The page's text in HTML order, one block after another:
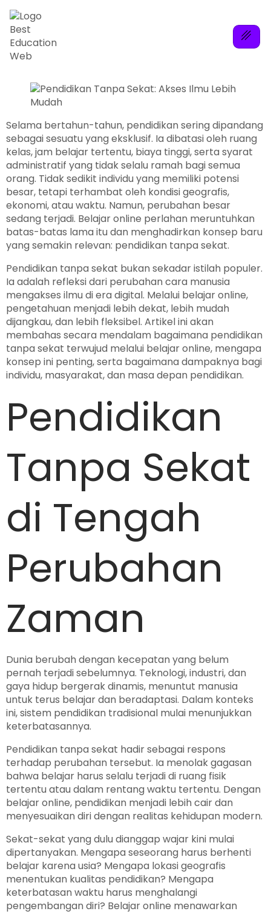
Selama bertahun-tahun, pendidikan sering dipandang
sebagai sesuatu yang eksklusif. Ia dibatasi oleh ruang
kelas, jam belajar tertentu, biaya tinggi, serta syarat
administratif yang tidak selalu ramah bagi semua
orang. Tidak sedikit individu yang memiliki potensi
besar, tetapi terhambat oleh kondisi geografis,
ekonomi, atau waktu. Namun, perubahan besar
sedang terjadi. Belajar online perlahan meruntuhkan
batas-batas lama itu dan menghadirkan konsep baru
yang semakin relevan: pendidikan tanpa sekat.
Pendidikan tanpa sekat bukan sekadar istilah populer.
Ia adalah refleksi dari perubahan cara manusia
mengakses ilmu di era digital. Melalui belajar online,
pengetahuan menjadi lebih dekat, lebih mudah
dijangkau, dan lebih fleksibel. Artikel ini akan
membahas secara mendalam bagaimana pendidikan
tanpa sekat terwujud melalui belajar online, mengapa
konsep ini penting, serta bagaimana dampaknya bagi
individu, masyarakat, dan masa depan pendidikan.
Pendidikan
Tanpa Sekat
di Tengah
Perubahan
Zaman
Dunia berubah dengan kecepatan yang belum
pernah terjadi sebelumnya. Teknologi, industri, dan
gaya hidup bergerak dinamis, menuntut manusia
untuk terus belajar dan beradaptasi. Dalam konteks
ini, sistem pendidikan tradisional mulai menunjukkan
keterbatasannya.
Pendidikan tanpa sekat hadir sebagai respons
terhadap perubahan tersebut. Ia menolak gagasan
bahwa belajar harus selalu terjadi di ruang fisik
tertentu atau dalam rentang waktu tertentu. Dengan
belajar online, pendidikan menjadi lebih cair dan
menyesuaikan diri dengan realitas kehidupan modern.
Sekat-sekat yang dulu dianggap wajar kini mulai
dipertanyakan. Mengapa seseorang harus berhenti
belajar karena usia? Mengapa lokasi geografis
menentukan kualitas pendidikan? Mengapa
keterbatasan waktu harus menghalangi
pengembangan diri? Belajar online menawarkan